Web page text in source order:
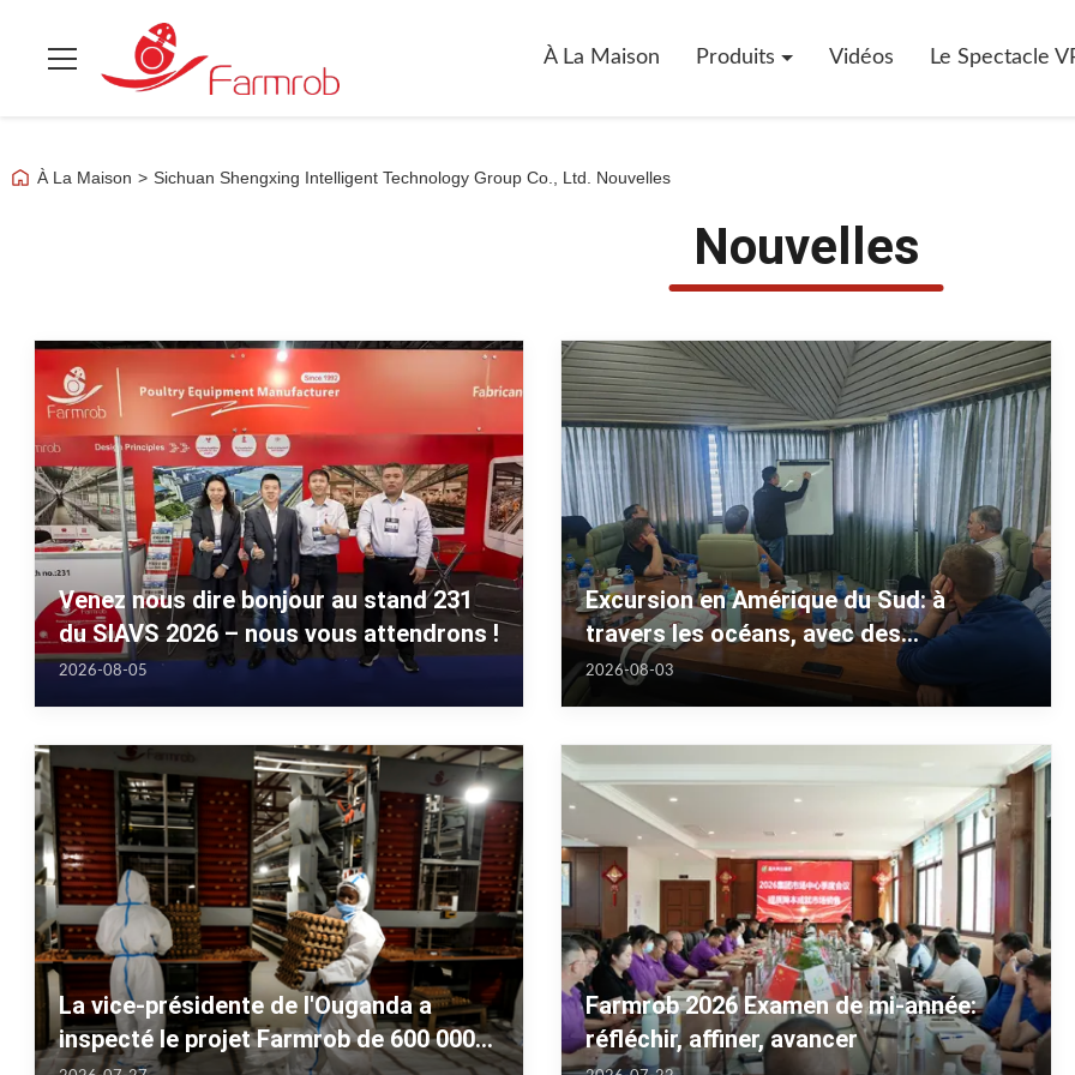
À La Maison Produits Vidéos Le Spectacle
À La Maison > Sichuan Shengxing Intelligent Technology Group Co., Ltd. Nouvelles
Nouvelles
Venez nous dire bonjour au stand 231
du SIAVS 2026 – nous vous attendrons !
2026-08-05
Excursion en Amérique du Sud: à
travers les océans, avec des
partenaires locaux
2026-08-03
La vice-présidente de l'Ouganda a
inspecté le projet Farmrob de 600 000
Farmrob 2026 Examen de mi-année:
réfléchir, affiner, avancer